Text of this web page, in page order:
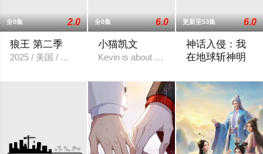
全8集 2.0
狼王 第二季
2025 / 美国 / 欧美动漫
全8集 6.0
小猫凯文
Kevin is about a life-long housecat who
更新至53集 6.0
神话入侵：我
在地球斩神明